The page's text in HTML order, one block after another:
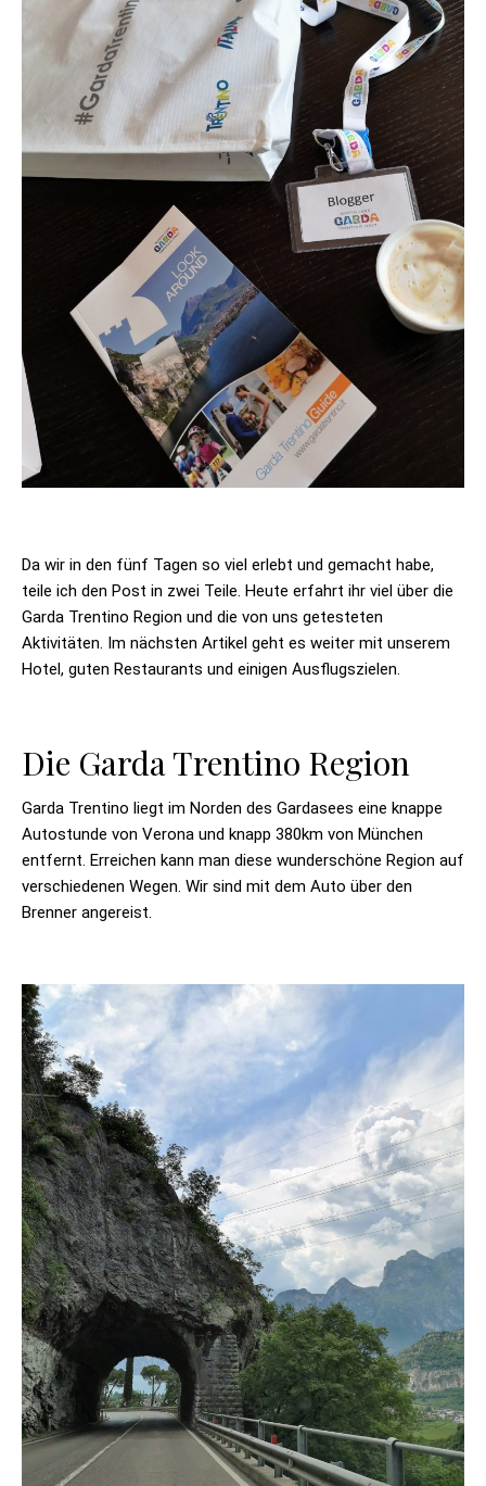
Da wir in den fünf Tagen so viel erlebt und gemacht habe,
teile ich den Post in zwei Teile. Heute erfahrt ihr viel über die
Garda Trentino Region und die von uns getesteten
Aktivitäten. Im nächsten Artikel geht es weiter mit unserem
Hotel, guten Restaurants und einigen Ausflugszielen.
Die Garda Trentino Region
Garda Trentino liegt im Norden des Gardasees eine knappe
Autostunde von Verona und knapp 380km von München
entfernt. Erreichen kann man diese wunderschöne Region auf
verschiedenen Wegen. Wir sind mit dem Auto über den
Brenner angereist.